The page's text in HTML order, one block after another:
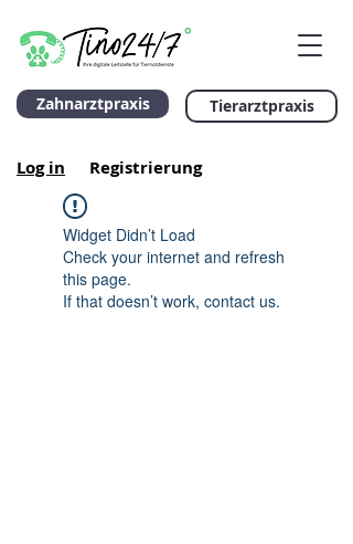
Zahnarztpraxis Tierarztpraxis
Log in Registrierung
Widget Didn’t Load
Check your internet and refresh
this page.
If that doesn’t work, contact us.